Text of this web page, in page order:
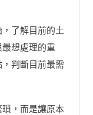
了解目前的土
想處理的重
判斷目前最需
，而是讓原本